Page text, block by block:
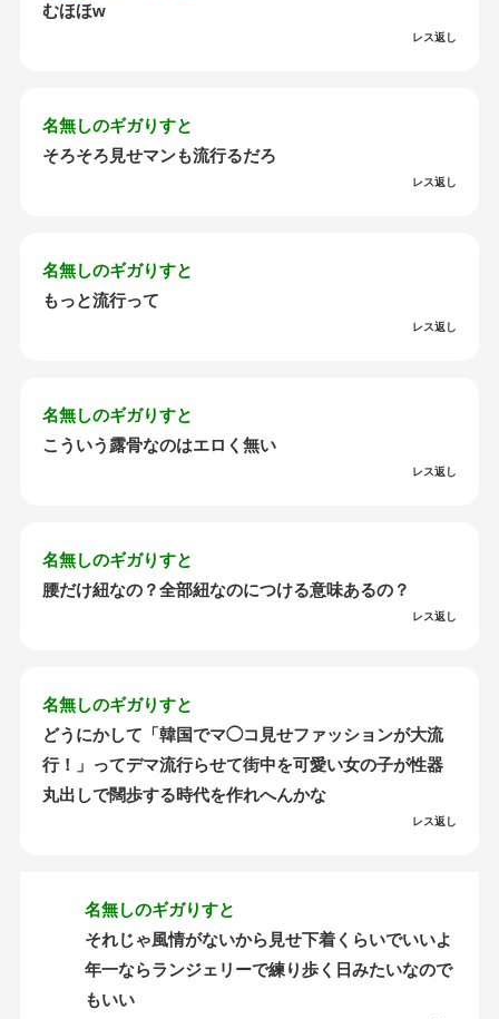
むほほw
レス返し
名無しのギガりすと
そろそろ見せマンも流行るだろ
レス返し
名無しのギガりすと
もっと流行って
レス返し
名無しのギガりすと
こういう露骨なのはエロく無い
レス返し
名無しのギガりすと
腰だけ紐なの？全部紐なのにつける意味あるの？
レス返し
名無しのギガりすと
どうにかして「韓国でマ◯コ見せファッションが大流
行！」ってデマ流行らせて街中を可愛い女の子が性器
丸出しで闊歩する時代を作れへんかな
レス返し
名無しのギガりすと
それじゃ風情がないから見せ下着くらいでいいよ
年一ならランジェリーで練り歩く日みたいなので
もいい